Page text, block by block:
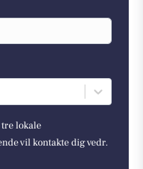
lokale
vil kontakte dig vedr.